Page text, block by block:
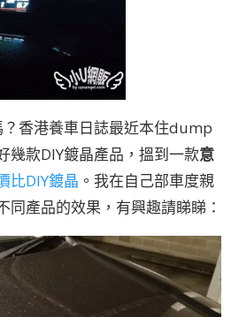
香港養車日誌最近本住dump
幾款DIY鍍晶產品，搵到一款意
比DIY鍍晶 。我在自己部車度親
同產品的效果，有興趣請睇睇：